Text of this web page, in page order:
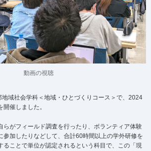
動画の視聴
域社会学科＜地域・ひとづくりコース＞で、2024
催しました。
らがフィールド調査を行ったり、ボランティア体験
参加したりなどして、合計60時間以上の学外研修を
ることで単位が認定されるという科目で、この「現